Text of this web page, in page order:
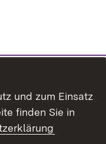
und zum Einsatz
finden Sie in